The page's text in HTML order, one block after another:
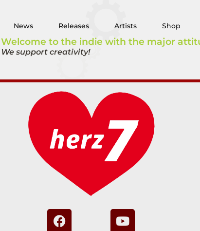
News Releases Artists Shop
Welcome to the indie with the major
We support creativity!